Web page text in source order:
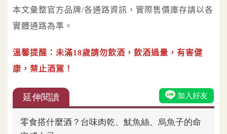
本文彙整官方品牌/各通路資訊，實際售價庫存請以各
實體通路為準。
溫馨提醒：未滿18歲請勿飲酒，飲酒過量，有害健
康，禁止酒駕！